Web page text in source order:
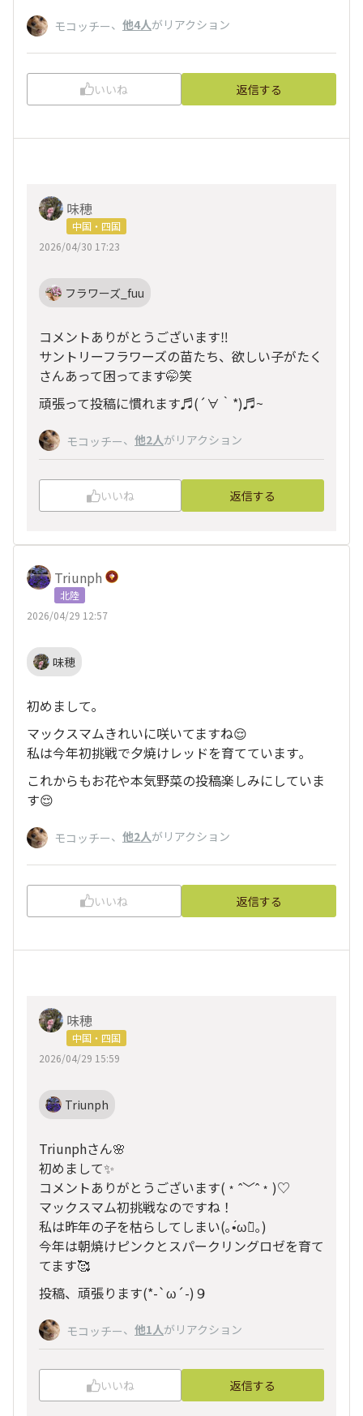
モコッチー、 他4人がリアクション
いいね 返信する
味穂
中国・四国
2026/04/30 17:23
フラワーズ_fuu
コメントありがとうございます‼️
サントリーフラワーズの苗たち、欲しい子がたく
さんあって困ってます🤭笑
頑張って投稿に慣れます♬(´∀｀*)♬~
モコッチー、 他2人がリアクション
いいね 返信する
Triunph
北陸
2026/04/29 12:57
味穂
初めまして｡
マックスマムきれいに咲いてますね😌
私は今年初挑戦で夕焼けレッドを育てています｡
これからもお花や本気野菜の投稿楽しみにしていま
す😌
モコッチー、 他2人がリアクション
いいね 返信する
味穂
中国・四国
2026/04/29 15:59
Triunph
Triunphさん🌸
初めまして✨
コメントありがとうございます(﹡ˆ﹀ˆ﹡)♡
マックスマム初挑戦なのですね！
私は昨年の子を枯らしてしまい(｡•́ωก̀｡)
今年は朝焼けピンクとスパークリングロゼを育て
てます🥰
投稿、頑張ります(*-`ω´-)９
モコッチー、 他1人がリアクション
いいね 返信する